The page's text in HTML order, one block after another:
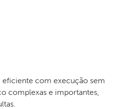
eficiente com execução sem
complexas e importantes,